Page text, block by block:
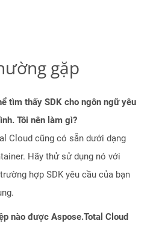
gặp
tìm thấy SDK cho ngôn ngữ yêu
Tôi nên làm gì?
Cloud cũng có sẵn dưới dạng
Hãy thử sử dụng nó với
hợp SDK yêu cầu của bạn
nào được Aspose.Total Cloud